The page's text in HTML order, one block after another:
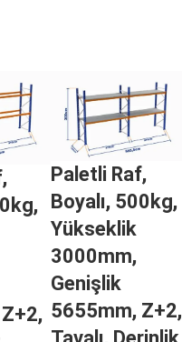
Paletli Raf,
Boyalı, 500kg,
Yükseklik
3000mm,
Genişlik
5655mm, Z+2,